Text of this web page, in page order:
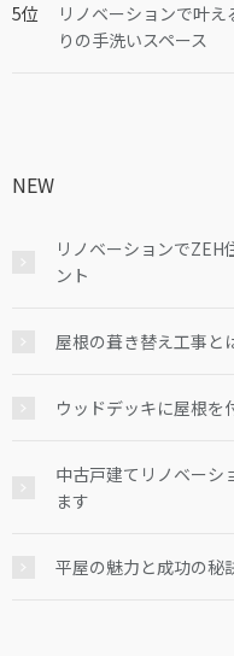
リノベーションで叶
りの手洗いスペース
NEW
リノベーションでZEH
ント
屋根の葺き替え工事と
ウッドデッキに屋根を
中古戸建てリノベーシ
ます
平屋の魅力と成功の秘